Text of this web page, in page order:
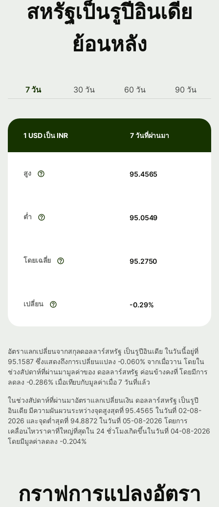
สหรัฐเป็นรูปีอินเดีย
ย้อนหลัง
7 วัน 30 วัน 60 วัน 90 วัน
1 USD เป็น INR 7 วันที่ผ่านมา
สูง 95.4565
ต่ำ 95.0549
โดยเฉลี่ย 95.2750
เปลี่ยน -0.29%
อัตราแลกเปลี่ยนจากสกุลดอลลาร์สหรัฐ เป็นรูปีอินเดีย ในวันนี้อยู่ที่
95.1587 ซึ่งแสดงถึงการเปลี่ยนแปลง -0.060% จากเมื่อวาน โดยใน
ช่วงสัปดาห์ที่ผ่านมามูลค่าของ ดอลลาร์สหรัฐ ค่อนข้างคงที่ โดยมีการ
ลดลง -0.286% เมื่อเทียบกับมูลค่าเมื่อ 7 วันที่แล้ว
ในช่วงสัปดาห์ที่ผ่านมาอัตราแลกเปลี่ยนเงิน ดอลลาร์สหรัฐ เป็นรูปี
อินเดีย มีความผันผวนระหว่างจุดสูงสุดที่ 95.4565 ในวันที่ 02-08-
2026 และจุดต่ำสุดที่ 94.8872 ในวันที่ 05-08-2026 โดยการ
เคลื่อนไหวราคาที่ใหญ่ที่สุดใน 24 ชั่วโมงเกิดขึ้นในวันที่ 04-08-2026
โดยมีมูลค่าลดลง -0.204%
กราฟการแปลงอัตรา